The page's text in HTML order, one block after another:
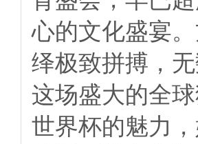
心的文化盛宴
绎极致拼搏，
这场盛大的全
世界杯的魅力